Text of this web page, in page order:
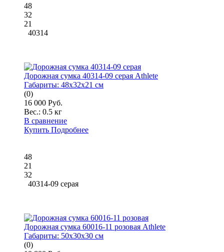
48
32
21
40314
Дорожная сумка 40314-09 серая Athlete
Габариты: 48x32x21 см
(0)
16 000 Руб.
Вес.: 0.5 кг
В сравнение
Купить Подробнее
48
21
32
40314-09 серая
Дорожная сумка 60016-11 розовая Athlete
Габариты: 50x30x30 см
(0)